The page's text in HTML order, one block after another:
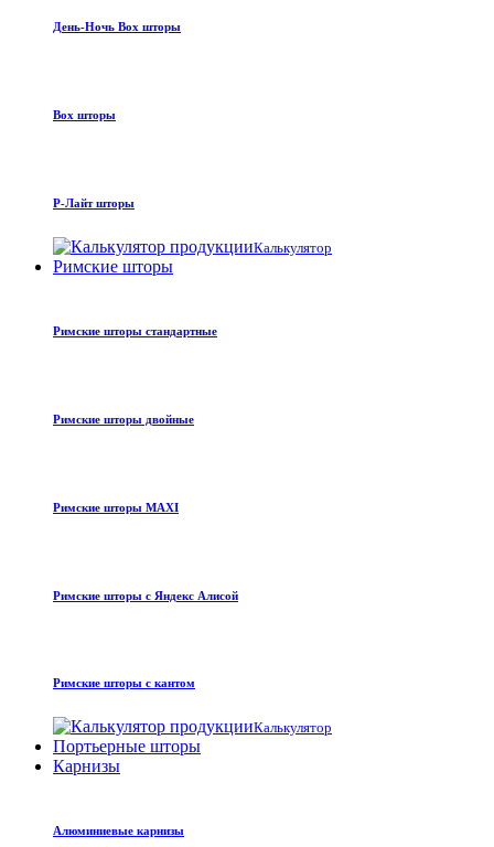
День-Ночь Box шторы
Box шторы
Р-Лайт шторы
Калькулятор
Римские шторы
Римские шторы стандартные
Римские шторы двойные
Римские шторы MAXI
Римские шторы с Яндекс Алисой
Римские шторы с кантом
Калькулятор
Портьерные шторы
Карнизы
Алюминиевые карнизы